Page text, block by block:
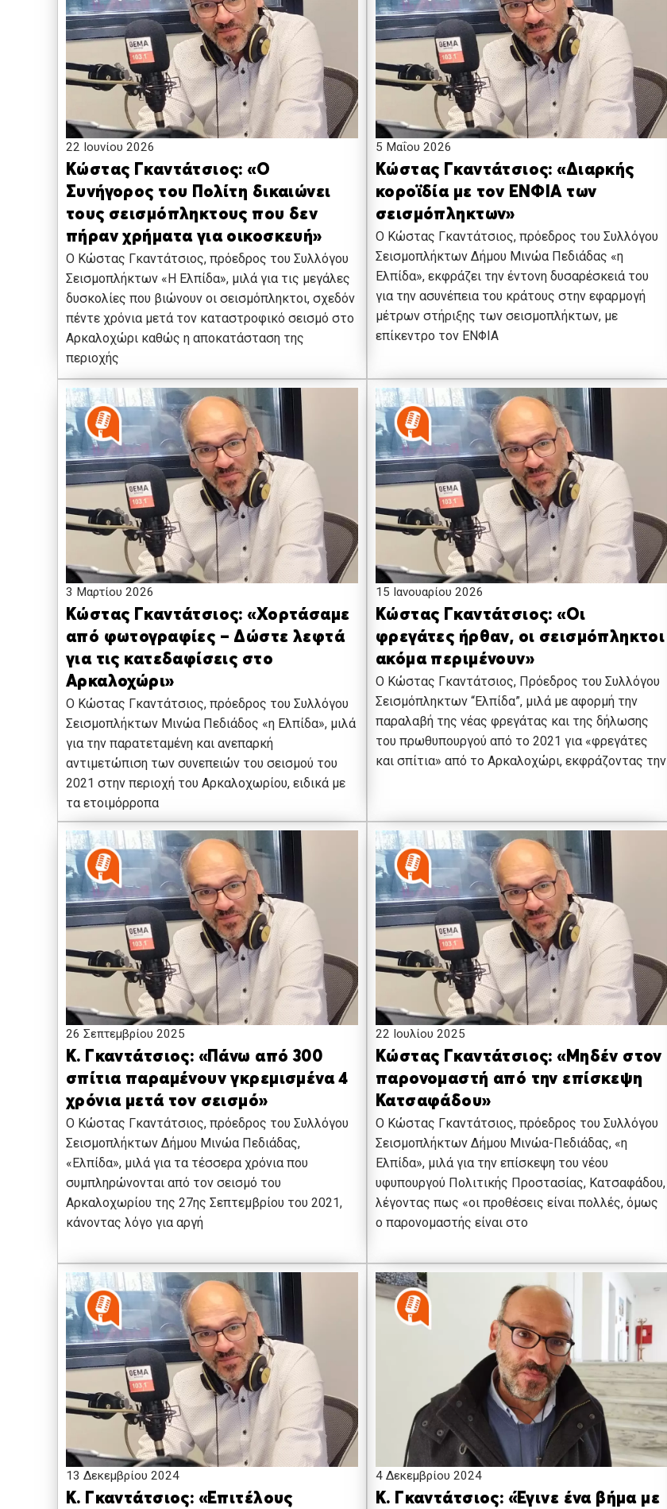
22 Ιουνίου 2026
Κώστας Γκαντάτσιος: «Ο
Συνήγορος του Πολίτη δικαιώνει
τους σεισμόπληκτους που δεν
πήραν χρήματα για οικοσκευή»
Ο Κώστας Γκαντάτσιος, πρόεδρος του Συλλόγου
Σεισμοπλήκτων «Η Ελπίδα», μιλά για τις μεγάλες
δυσκολίες που βιώνουν οι σεισμόπληκτοι, σχεδόν
πέντε χρόνια μετά τον καταστροφικό σεισμό στο
Αρκαλοχώρι καθώς η αποκατάσταση της
περιοχής
5 Μαΐου 2026
Κώστας Γκαντάτσιος: «Διαρκής
κοροϊδία με τον ΕΝΦΙΑ των
σεισμόπληκτων»
Ο Κώστας Γκαντάτσιος, πρόεδρος του Συλλόγου
Σεισμοπλήκτων Δήμου Μινώα Πεδιάδας «η
Ελπίδα», εκφράζει την έντονη δυσαρέσκειά του
για την ασυνέπεια του κράτους στην εφαρμογή
μέτρων στήριξης των σεισμοπλήκτων, με
επίκεντρο τον ΕΝΦΙΑ
3 Μαρτίου 2026
Κώστας Γκαντάτσιος: «Χορτάσαμε
από φωτογραφίες – Δώστε λεφτά
για τις κατεδαφίσεις στο
Αρκαλοχώρι»
Ο Κώστας Γκαντάτσιος, πρόεδρος του Συλλόγου
Σεισμοπλήκτων Μινώα Πεδιάδος «η Ελπίδα», μιλά
για την παρατεταμένη και ανεπαρκή
αντιμετώπιση των συνεπειών του σεισμού του
2021 στην περιοχή του Αρκαλοχωρίου, ειδικά με
τα ετοιμόρροπα
15 Ιανουαρίου 2026
Κώστας Γκαντάτσιος: «Οι
φρεγάτες ήρθαν, οι σεισμόπληκτοι
ακόμα περιμένουν»
Ο Κώστας Γκαντάτσιος, Πρόεδρος του Συλλόγου
Σεισμόπληκτων “Ελπίδα”, μιλά με αφορμή την
παραλαβή της νέας φρεγάτας και της δήλωσης
του πρωθυπουργού από το 2021 για «φρεγάτες
και σπίτια» από το Αρκαλοχώρι, εκφράζοντας την
26 Σεπτεμβρίου 2025
Κ. Γκαντάτσιος: «Πάνω από 300
σπίτια παραμένουν γκρεμισμένα 4
χρόνια μετά τον σεισμό»
O Κώστας Γκαντάτσιος, πρόεδρος του Συλλόγου
Σεισμοπλήκτων Δήμου Μινώα Πεδιάδας,
«Ελπίδα», μιλά για τα τέσσερα χρόνια που
συμπληρώνονται από τον σεισμό του
Αρκαλοχωρίου της 27ης Σεπτεμβρίου του 2021,
κάνοντας λόγο για αργή
22 Ιουλίου 2025
Κώστας Γκαντάτσιος: «Μηδέν στον
παρονομαστή από την επίσκεψη
Κατσαφάδου»
Ο Κώστας Γκαντάτσιος, πρόεδρος του Συλλόγου
Σεισμοπλήκτων Δήμου Μινώα-Πεδιάδας, «η
Ελπίδα», μιλά για την επίσκεψη του νέου
υφυπουργού Πολιτικής Προστασίας, Κατσαφάδου,
λέγοντας πως «οι προθέσεις είναι πολλές, όμως
ο παρονομαστής είναι στο
13 Δεκεμβρίου 2024
Κ. Γκαντάτσιος: «Επιτέλους
4 Δεκεμβρίου 2024
Κ. Γκαντάτσιος: «Έγινε ένα βήμα με